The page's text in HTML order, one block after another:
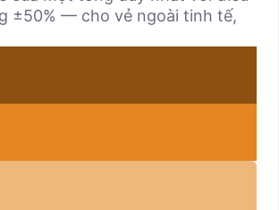
±50% — cho vẻ ngoài tinh tế,